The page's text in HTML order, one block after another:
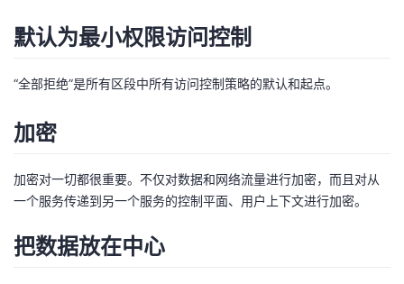
默认为最小权限访问控制
“全部拒绝”是所有区段中所有访问控制策略的默认和起点。
加密
加密对一切都很重要。不仅对数据和网络流量进行加密，而且对从
一个服务传递到另一个服务的控制平面、用户上下文进行加密。
把数据放在中心